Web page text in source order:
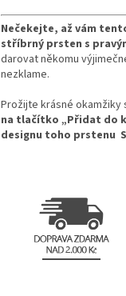
Nečekejte, až vám
stříbrný prsten s
darovat někomu
nezklame.
Prožijte krásné okamžiky
na tlačítko „Přidat do
designu toho prstenu